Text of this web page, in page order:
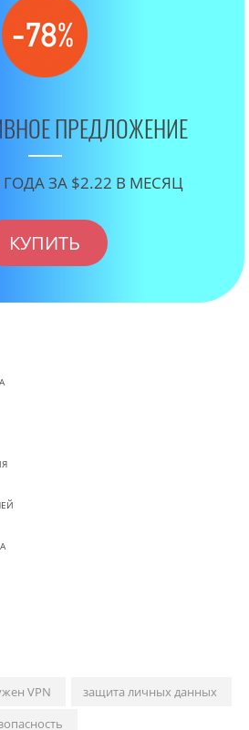
ПРЕДЛОЖЕНИЕ
ЗА $2.22 В МЕСЯЦ
КУПИТЬ
VPN
защита личных данных